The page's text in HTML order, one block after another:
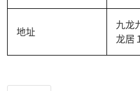
地址
九龙
龙居